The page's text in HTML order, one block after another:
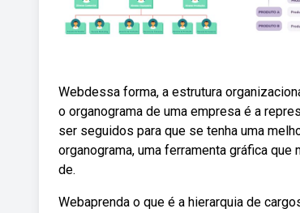
Webdessa forma, a estrutura
o organograma de uma empresa é a
ser seguidos para que se tenha uma
organograma, uma ferramenta gráfica
de.
Webaprenda o que é a hierarquia de